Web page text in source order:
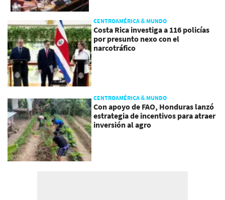
CENTROAMÉRICA & MUNDO
Costa Rica investiga a 116 policías
por presunto nexo con el
narcotráfico
CENTROAMÉRICA & MUNDO
Con apoyo de FAO, Honduras lanzó
estrategia de incentivos para atraer
inversión al agro